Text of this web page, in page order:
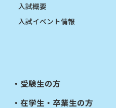
入試概要
入試イベント情報
受験生の方
在学生・卒業生の方